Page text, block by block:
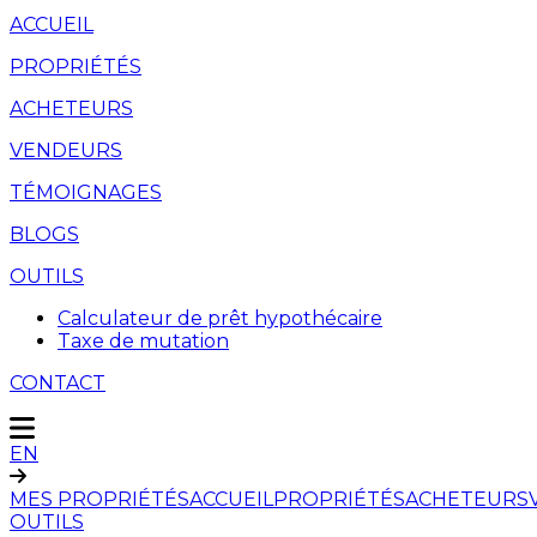
ACCUEIL
PROPRIÉTÉS
ACHETEURS
VENDEURS
TÉMOIGNAGES
BLOGS
OUTILS
Calculateur de prêt hypothécaire
Taxe de mutation
CONTACT
EN
MES PROPRIÉTÉSACCUEILPROPRIÉTÉSACHETEURS
OUTILS